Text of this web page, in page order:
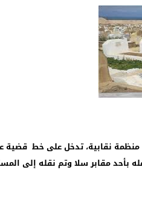
منظمة نقابية، تدخل على خط قضية
بأحد مقابر سلا وتم نقله إلى